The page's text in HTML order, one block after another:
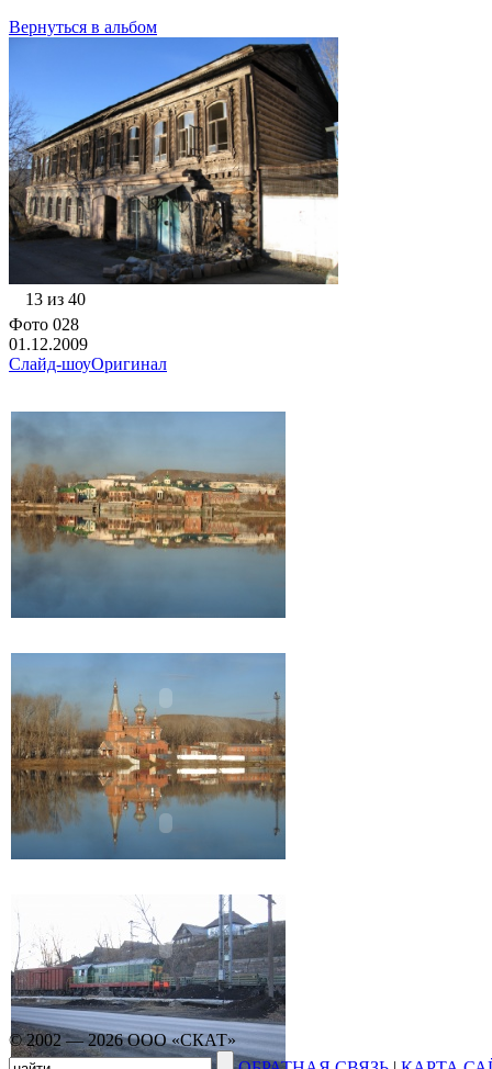
Вернуться в альбом
13 из 40
Фото 028
01.12.2009
Слайд-шоуОригинал
© 2002 — 2026 ООО «СКАТ»